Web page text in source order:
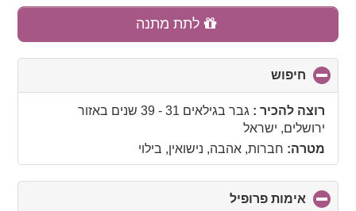
לתת מתנה
חיפוש
to
collapse
contents
רוצה להכיר : גבר בגילאים 31 - 39 שנים
באזור
ירושלים, ישראל
מטרה: חברות, אהבה, נישואין, בילוי
אימות פרופיל